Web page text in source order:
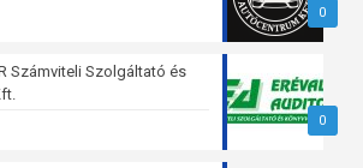
0
0
Számviteli Szolgáltató és